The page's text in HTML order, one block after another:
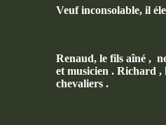
Veuf inconsolable, il
Renaud, le fils aîné ,
et musicien . Richard
chevaliers .